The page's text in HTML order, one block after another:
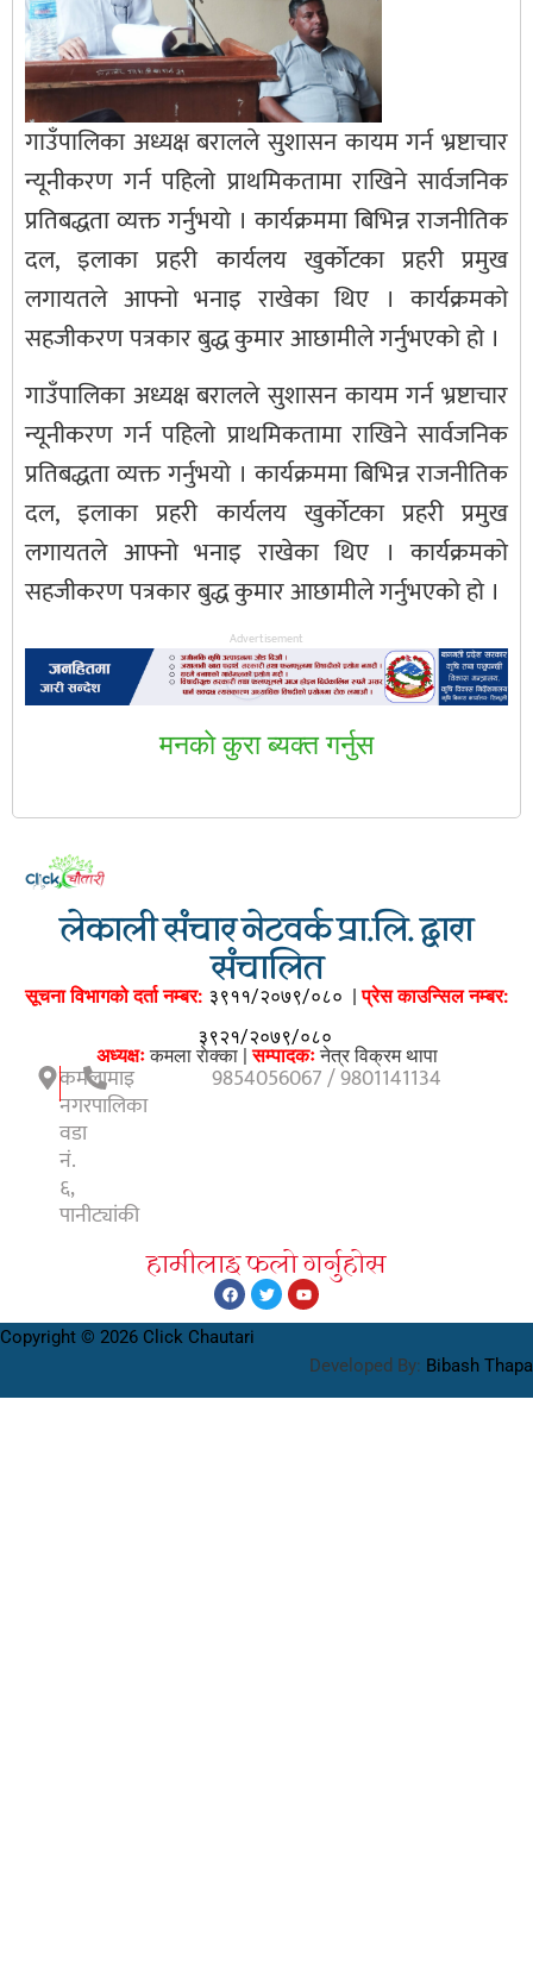
गाउँपालिका अध्यक्ष बरालले सुशासन कायम गर्न भ्रष्टाचार
न्यूनीकरण गर्न पहिलो प्राथमिकतामा राखिने सार्वजनिक
प्रतिबद्धता व्यक्त गर्नुभयो । कार्यक्रममा बिभिन्न राजनीतिक
दल, इलाका प्रहरी कार्यलय खुर्कोटका प्रहरी प्रमुख
लगायतले आफ्नो भनाइ राखेका थिए । कार्यक्रमको
सहजीकरण पत्रकार बुद्ध कुमार आछामीले गर्नुभएको हो ।
गाउँपालिका अध्यक्ष बरालले सुशासन कायम गर्न भ्रष्टाचार
न्यूनीकरण गर्न पहिलो प्राथमिकतामा राखिने सार्वजनिक
प्रतिबद्धता व्यक्त गर्नुभयो । कार्यक्रममा बिभिन्न राजनीतिक
दल, इलाका प्रहरी कार्यलय खुर्कोटका प्रहरी प्रमुख
लगायतले आफ्नो भनाइ राखेका थिए । कार्यक्रमको
सहजीकरण पत्रकार बुद्ध कुमार आछामीले गर्नुभएको हो ।
Advertisement
मनकाे कुरा ब्यक्त गर्नुस
लेकाली संचार नेटवर्क प्रा.लि. द्वारा
संचालित
सूचना विभागको दर्ता नम्बर: ३९११/२०७९/०८० |प्रेस काउन्सिल नम्बर:
३९२१/२०७९/०८०
अध्यक्षःकमला राेक्का |सम्पादकःनेत्र विक्रम थापा
कमलामाइ
नगरपालिका
वडा
नं.
६,
पानीट्यांकी
9854056067 / 9801141134
हामीलाइ फलाे गर्नुहाेस
Copyright © 2026 Click Chautari
Developed By: Bibash Thapa